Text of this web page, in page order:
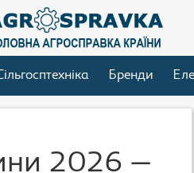
Бренди
2026 —